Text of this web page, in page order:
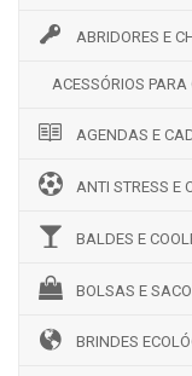
ABRIDORES E
ACESSÓRIOS PARA
AGENDAS E
ANTI STRESS E
BALDES E
BOLSAS E
BRINDES